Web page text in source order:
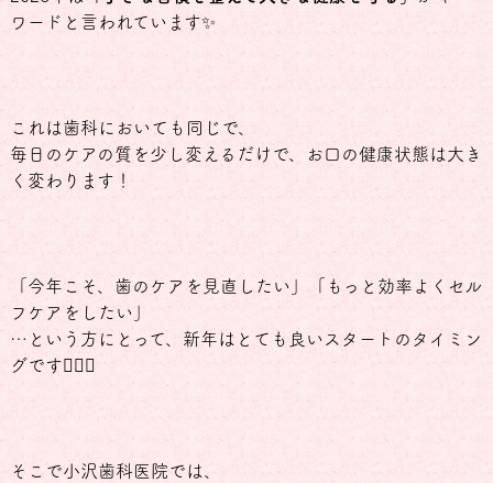
ワードと言われています✨
これは歯科においても同じで、
毎日のケアの質を少し変えるだけで、お口の健康状態は大き
く変わります！
「今年こそ、歯のケアを見直したい」「もっと効率よくセル
フケアをしたい」
…という方にとって、新年はとても良いスタートのタイミン
グです🙆🏻‍♀️
そこで小沢歯科医院では、